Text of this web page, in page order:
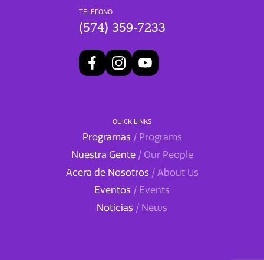
TELÉFONO
(574) 359-7233
QUICK LINKS
Programas / Programs
Nuestra Gente / Our People
Acera de Nosotros / About Us
Eventos / Events
Noticias / News